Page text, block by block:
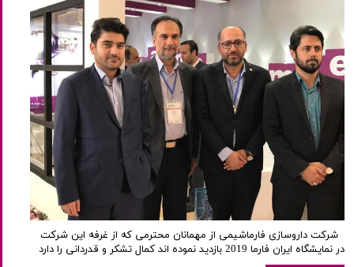
شرکت داروسازی فارماشیمی از مهمانان محترمی که از غرفه این شرکت
در نمایشگاه ایران فارما 2019 بازدید نموده اند کمال تشکر و قدردانی را دارد